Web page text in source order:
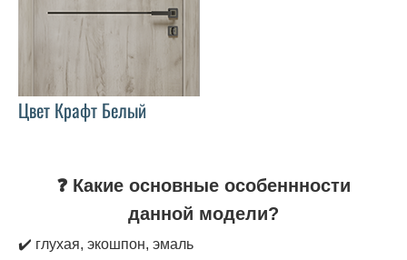
Цвет Крафт Белый
❓ Какие основные особеннности
данной модели?
✔️ глухая, экошпон, эмаль